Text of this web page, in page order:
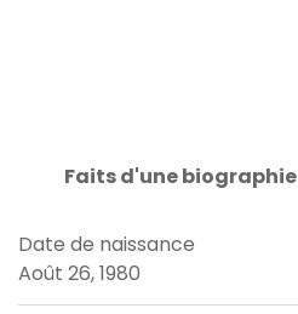
Faits d'une biographie
Date de naissance
Août 26, 1980